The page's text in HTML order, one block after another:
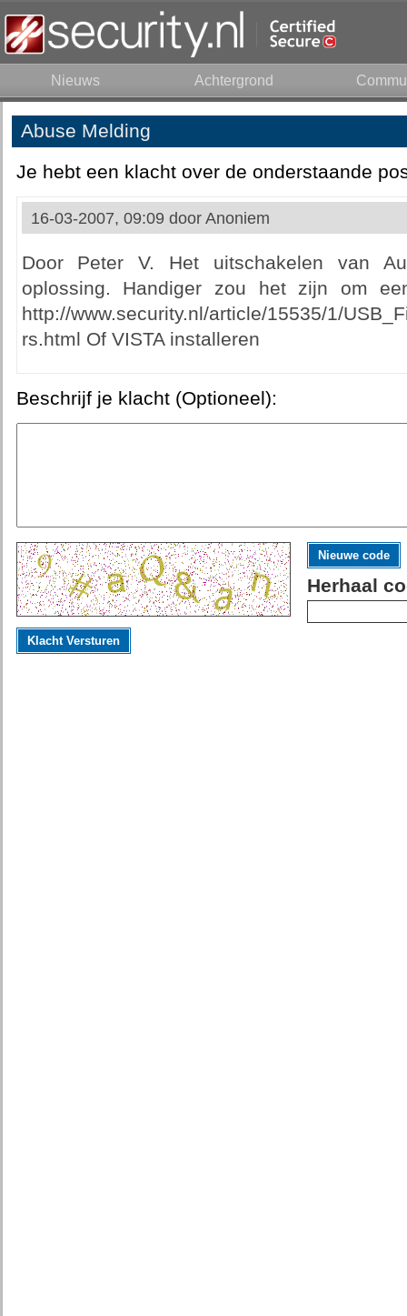
Nieuws Achtergrond
Abuse Melding
Je hebt een klacht over de onderstaande
16-03-2007, 09:09 door Anoniem
Door Peter V. Het uitschakelen van
oplossing. Handiger zou het zijn om
http://www.security.nl/article/15535/1/
rs.html Of VISTA installeren
Beschrijf je klacht (Optioneel):
Nieuwe code
Herhaal
Klacht Versturen